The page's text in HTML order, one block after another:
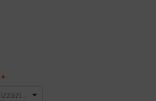
*
preventivo realizzazione sito web